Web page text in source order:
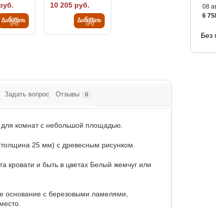
08
6
Без
Добавить
10 205 руб.
Добавить
Задать вопрос Отзывы 0
комнат с небольшой площадью.
25 мм) с древесным рисунком.
кровати и быть в цветах Белый жемчуг или
основание с березовыми ламелями,